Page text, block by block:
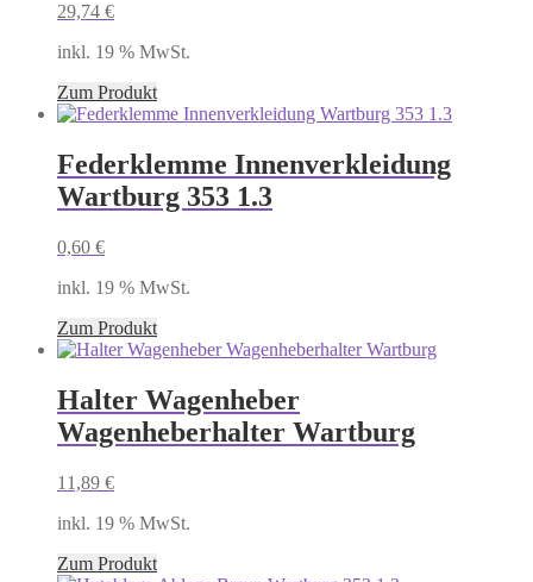
29,74 €
inkl. 19 % MwSt.
Zum Produkt
Federklemme Innenverkleidung
Wartburg 353 1.3
0,60 €
inkl. 19 % MwSt.
Zum Produkt
Halter Wagenheber
Wagenheberhalter Wartburg
11,89 €
inkl. 19 % MwSt.
Zum Produkt